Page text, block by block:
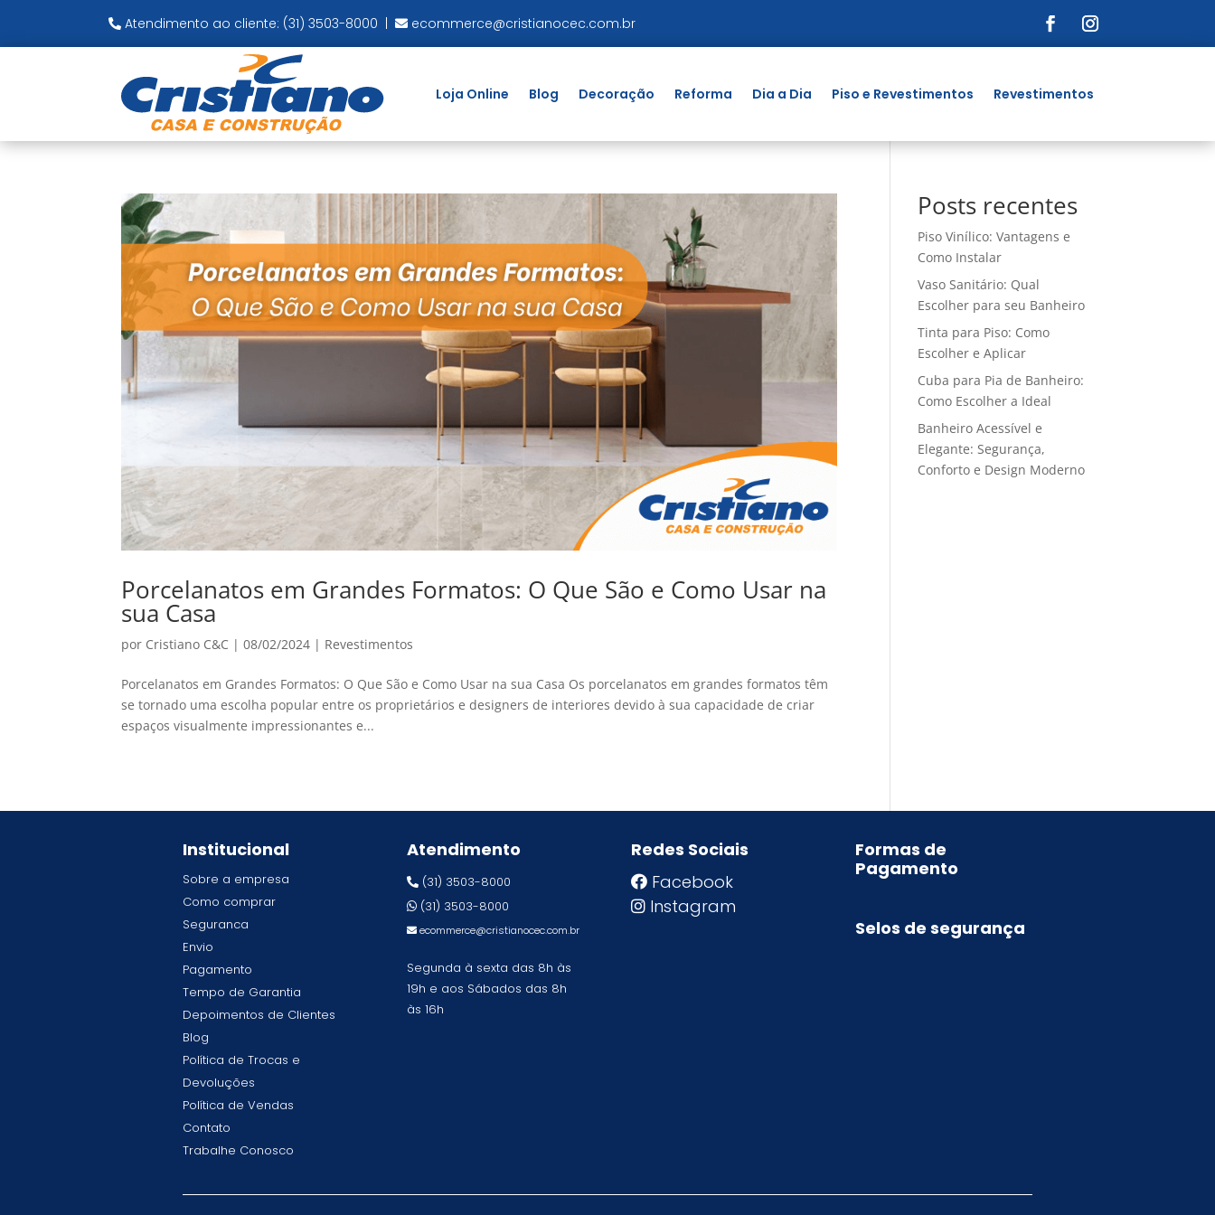
Atendimento ao cliente: (31) 3503-8000 ecommerce@cristianocec.com.br
Loja Online Blog Decoração Reforma Dia a Dia Piso e Revestimentos Revestimentos
Porcelanatos em Grandes Formatos: O Que São e Como Usar na
sua Casa‌
por Cristiano C&C |08/02/2024 | Revestimentos
Porcelanatos em Grandes Formatos: O Que São e Como Usar na sua Casa Os porcelanatos em grandes formatos têm
se tornado uma escolha popular entre os proprietários e designers de interiores devido à sua capacidade de criar
espaços visualmente impressionantes e...
Posts recentes
Piso Vinílico: Vantagens e
Como Instalar
Vaso Sanitário: Qual
Escolher para seu Banheiro
Tinta para Piso: Como
Escolher e Aplicar
Cuba para Pia de Banheiro:
Como Escolher a Ideal
Banheiro Acessível e
Elegante: Segurança,
Conforto e Design Moderno
Institucional
Sobre a empresa
Como comprar
Seguranca
Envio
Pagamento
Tempo de Garantia
Depoimentos de Clientes
Blog
Política de Trocas e
Devoluções
Política de Vendas
Contato
Trabalhe Conosco
Atendimento
(31) 3503-8000
(31) 3503-8000
ecommerce@cristianocec.com.br
Segunda à sexta das 8h às
19h e aos Sábados das 8h
às 16h
Redes Sociais
Facebook
Instagram
Formas de
Pagamento
Selos de segurança